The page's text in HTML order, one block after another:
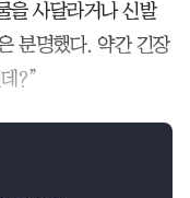
을 사달라거나 신발
분명했다. 약간 긴장
?”